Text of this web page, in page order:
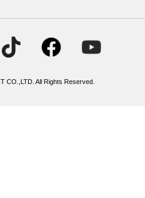
CO.,LTD. All Rights Reserved.